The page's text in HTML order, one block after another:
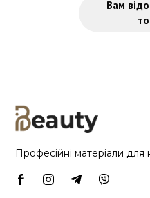
Вам
Професійні матеріали для